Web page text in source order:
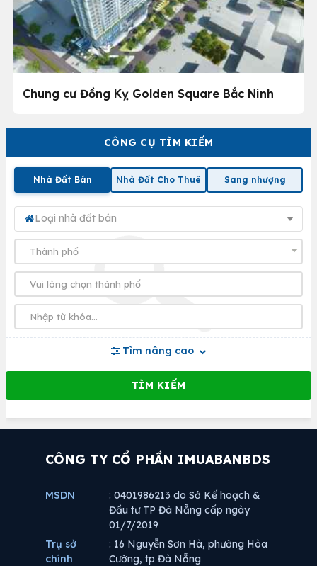
CÔNG CỤ TÌM KIẾM
Nhà Đất Bán Nhà Đất Cho Thuê Sang nhượng
Loại nhà đất bán
Tìm nâng cao
Chung cư Đồng Kỵ Golden Square Bắc Ninh
CÔNG TY CỔ PHẦN IMUABANBDS
MSDN
: 0401986213 do Sở Kế hoạch &
Đầu tư TP Đà Nẵng cấp ngày
01/7/2019
Trụ sở
chính
: 16 Nguyễn Sơn Hà, phường Hòa
Cường, tp Đà Nẵng